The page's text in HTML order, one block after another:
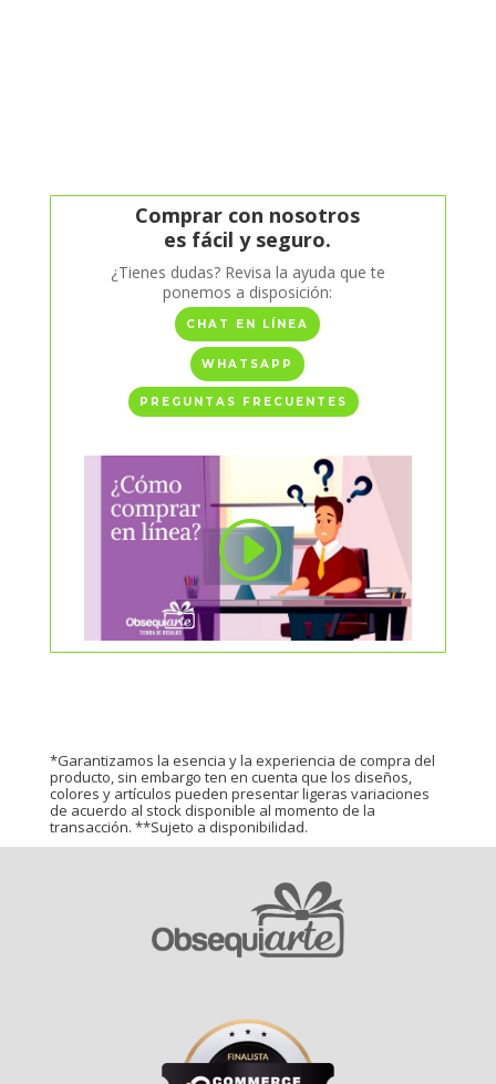
Comprar con nosotros
es fácil y seguro.
¿Tienes dudas? Revisa la ayuda que te
ponemos a disposición:
CHAT EN LÍNEA
WHATSAPP
PREGUNTAS FRECUENTES
*Garantizamos la esencia y la experiencia de compra del
producto, sin embargo ten en cuenta que los diseños,
colores y artículos pueden presentar ligeras variaciones
de acuerdo al stock disponible al momento de la
transacción. **Sujeto a disponibilidad.